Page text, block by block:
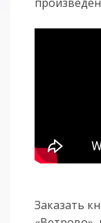
Заказать